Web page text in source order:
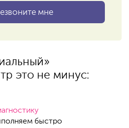
это не минус:
быстро